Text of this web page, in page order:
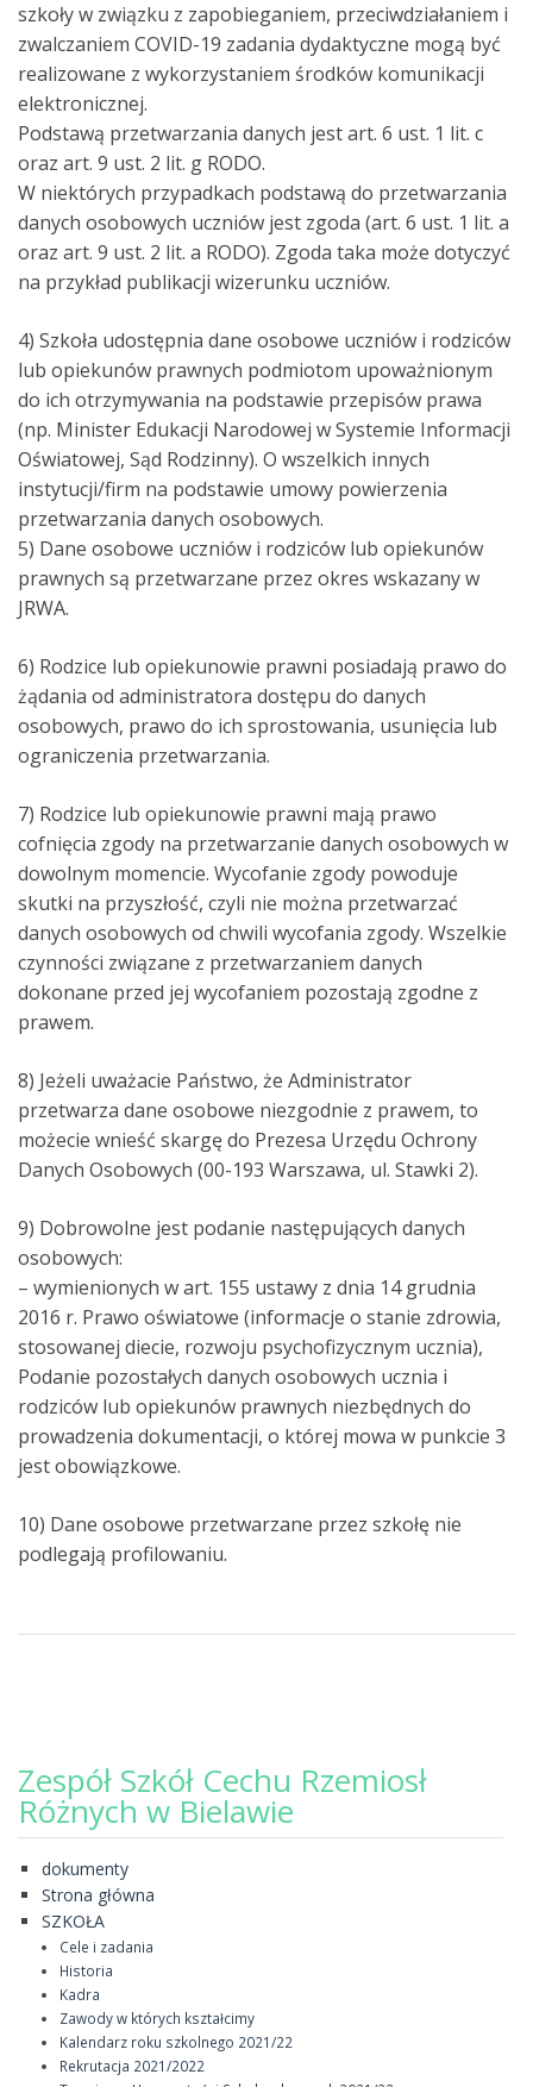
szkoły w związku z zapobieganiem, przeciwdziałaniem i
zwalczaniem COVID-19 zadania dydaktyczne mogą być
realizowane z wykorzystaniem środków komunikacji
elektronicznej.
Podstawą przetwarzania danych jest art. 6 ust. 1 lit. c
oraz art. 9 ust. 2 lit. g RODO.
W niektórych przypadkach podstawą do przetwarzania
danych osobowych uczniów jest zgoda (art. 6 ust. 1 lit. a
oraz art. 9 ust. 2 lit. a RODO). Zgoda taka może dotyczyć
na przykład publikacji wizerunku uczniów.
4) Szkoła udostępnia dane osobowe uczniów i rodziców
lub opiekunów prawnych podmiotom upoważnionym
do ich otrzymywania na podstawie przepisów prawa
(np. Minister Edukacji Narodowej w Systemie Informacji
Oświatowej, Sąd Rodzinny). O wszelkich innych
instytucji/firm na podstawie umowy powierzenia
przetwarzania danych osobowych.
5) Dane osobowe uczniów i rodziców lub opiekunów
prawnych są przetwarzane przez okres wskazany w
JRWA.
6) Rodzice lub opiekunowie prawni posiadają prawo do
żądania od administratora dostępu do danych
osobowych, prawo do ich sprostowania, usunięcia lub
ograniczenia przetwarzania.
7) Rodzice lub opiekunowie prawni mają prawo
cofnięcia zgody na przetwarzanie danych osobowych w
dowolnym momencie. Wycofanie zgody powoduje
skutki na przyszłość, czyli nie można przetwarzać
danych osobowych od chwili wycofania zgody. Wszelkie
czynności związane z przetwarzaniem danych
dokonane przed jej wycofaniem pozostają zgodne z
prawem.
8) Jeżeli uważacie Państwo, że Administrator
przetwarza dane osobowe niezgodnie z prawem, to
możecie wnieść skargę do Prezesa Urzędu Ochrony
Danych Osobowych (00-193 Warszawa, ul. Stawki 2).
9) Dobrowolne jest podanie następujących danych
osobowych:
– wymienionych w art. 155 ustawy z dnia 14 grudnia
2016 r. Prawo oświatowe (informacje o stanie zdrowia,
stosowanej diecie, rozwoju psychofizycznym ucznia),
Podanie pozostałych danych osobowych ucznia i
rodziców lub opiekunów prawnych niezbędnych do
prowadzenia dokumentacji, o której mowa w punkcie 3
jest obowiązkowe.
10) Dane osobowe przetwarzane przez szkołę nie
podlegają profilowaniu.
Zespół Szkół Cechu Rzemiosł
Różnych w Bielawie
dokumenty
Strona główna
SZKOŁA
Cele i zadania
Historia
Kadra
Zawody w których kształcimy
Kalendarz roku szkolnego 2021/22
Rekrutacja 2021/2022